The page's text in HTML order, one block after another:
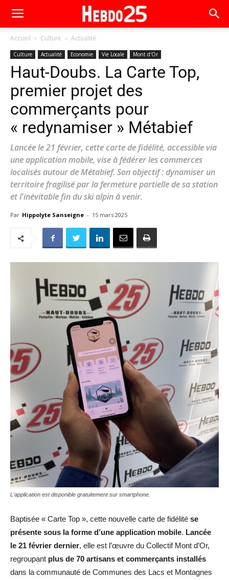
Accueil Culture Actualité
Culture Actualité Economie Vie Locale Mont d'Or
Haut-Doubs. La Carte Top,
premier projet des
commerçants pour
« redynamiser » Métabief
Lancée le 21 février, cette carte de fidélité, accessible via
une application mobile, vise à fédérer les commerces
localisés autour de Métabief. Son objectif : dynamiser un
territoire fragilisé par la fermeture partielle de sa station
et l'inévitable fin du ski alpin à venir.
Par Hippolyte Sanseigne - 15 mars 2025
L'application est disponible gratuitement sur smartphone.
Baptisée « Carte Top », cette nouvelle carte de fidélité se
présente sous la forme d’une application mobile. Lancée
le 21 février dernier, elle est l’œuvre du Collectif Mont d’Or,
regroupant plus de 70 artisans et commerçants installés
dans la communauté de Communes des Lacs et Montagnes